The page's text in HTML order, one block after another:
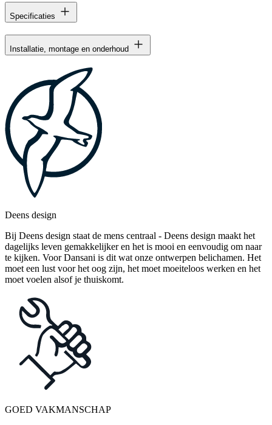
Specificaties
Installatie, montage en onderhoud
Deens design
Bij Deens design staat de mens centraal - Deens design maakt het
dagelijks leven gemakkelijker en het is mooi en eenvoudig om naar
te kijken. Voor Dansani is dit wat onze ontwerpen belichamen. Het
moet een lust voor het oog zijn, het moet moeiteloos werken en het
moet voelen alsof je thuiskomt.
GOED VAKMANSCHAP